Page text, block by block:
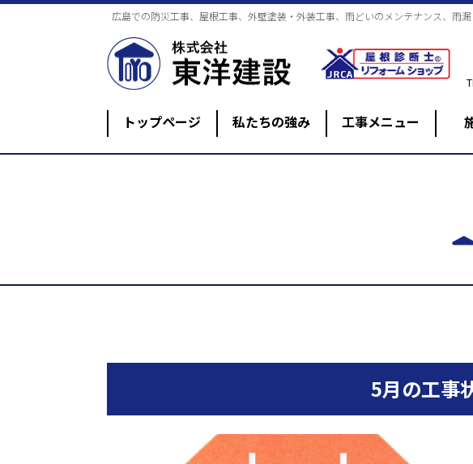
広島での防災工事、屋根工事、外壁塗装・外装工事、雨どいのメンテナンス、雨
トップページ 私たちの強み 工事メニュー
防災工事 屋根工事
エクステリア
5月の工事